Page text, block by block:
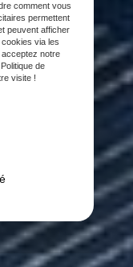
comment vous
permettent
peuvent afficher
via les
acceptez notre
de
visite !